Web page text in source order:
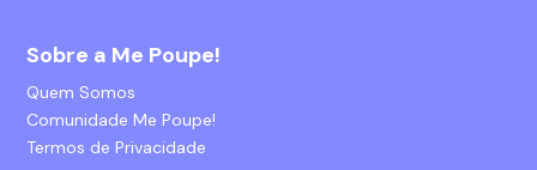
Sobre a Me Poupe!
Quem Somos
Comunidade Me Poupe!
Termos de Privacidade